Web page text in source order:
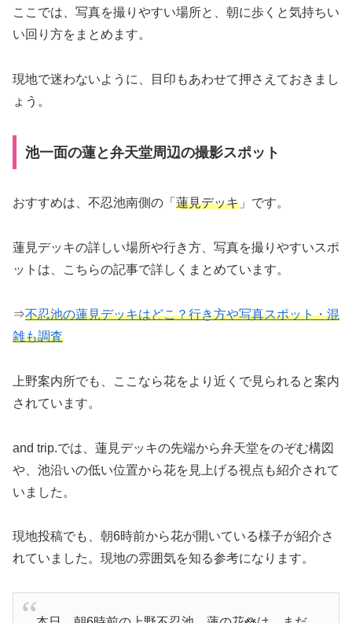
ここでは、写真を撮りやすい場所と、朝に歩くと気持ちい
い回り方をまとめます。
現地で迷わないように、目印もあわせて押さえておきまし
ょう。
池一面の蓮と弁天堂周辺の撮影スポット
おすすめは、不忍池南側の「 蓮見デッキ 」です。
蓮見デッキの詳しい場所や行き方、写真を撮りやすいスポ
ットは、こちらの記事で詳しくまとめています。
⇒不忍池の蓮見デッキはどこ？行き方や写真スポット・混
雑も調査
上野案内所でも、ここなら花をより近くで見られると案内
されています。
and trip.では、蓮見デッキの先端から弁天堂をのぞむ構図
や、池沿いの低い位置から花を見上げる視点も紹介されて
いました。
現地投稿でも、朝6時前から花が開いている様子が紹介さ
れていました。現地の雰囲気を知る参考になります。